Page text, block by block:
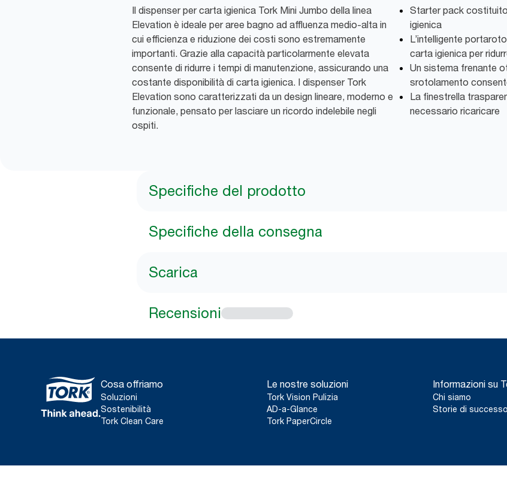
Il dispenser per carta igienica Tork Mini Jumbo della linea
Elevation è ideale per aree bagno ad affluenza medio-alta in
cui efficienza e riduzione dei costi sono estremamente
importanti. Grazie alla capacità particolarmente elevata
consente di ridurre i tempi di manutenzione, assicurando una
costante disponibilità di carta igienica. I dispenser Tork
Elevation sono caratterizzati da un design lineare, moderno e
funzionale, pensato per lasciare un ricordo indelebile negli
ospiti.
Starter pack
igienica
L’intelligente
carta igienica per
Un sistema frenante
srotolamento
La finestrella
necessario ricaricare
Specifiche del prodotto
Specifiche della consegna
Scarica
Recensioni
Cosa offriamo
Soluzioni
Sostenibilità
Tork Clean Care
Le nostre soluzioni
Tork Vision Pulizia
AD-a-Glance
Tork PaperCircle
Informazioni su
Chi siamo
Storie di successo